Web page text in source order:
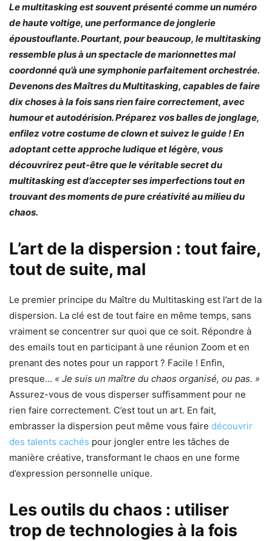
Le multitasking est souvent présenté comme un numéro
de haute voltige, une performance de jonglerie
époustouflante. Pourtant, pour beaucoup, le multitasking
ressemble plus à un spectacle de marionnettes mal
coordonné qu’à une symphonie parfaitement orchestrée.
Devenons des Maîtres du Multitasking, capables de faire
dix choses à la fois sans rien faire correctement, avec
humour et autodérision. Préparez vos balles de jonglage,
enfilez votre costume de clown et suivez le guide ! En
adoptant cette approche ludique et légère, vous
découvrirez peut-être que le véritable secret du
multitasking est d’accepter ses imperfections tout en
trouvant des moments de pure créativité au milieu du
chaos.
L’art de la dispersion : tout faire,
tout de suite, mal
Le premier principe du Maître du Multitasking est l’art de la
dispersion. La clé est de tout faire en même temps, sans
vraiment se concentrer sur quoi que ce soit. Répondre à
des emails tout en participant à une réunion Zoom et en
prenant des notes pour un rapport ? Facile ! Enfin,
presque… « Je suis un maître du chaos organisé, ou pas. »
Assurez-vous de vous disperser suffisamment pour ne
rien faire correctement. C’est tout un art. En fait,
embrasser la dispersion peut même vous faire découvrir
des talents cachés pour jongler entre les tâches de
manière créative, transformant le chaos en une forme
d’expression personnelle unique.
Les outils du chaos : utiliser
trop de technologies à la fois